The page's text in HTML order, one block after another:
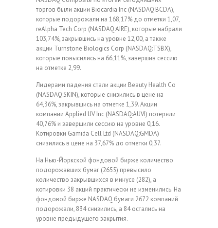
торгов были акции Biocardia Inc (NASDAQ:BCDA),
которые подорожали на 168,17% до отметки 1,07,
reAlpha Tech Corp (NASDAQ:AIRE), которые набрали
103,74%, закрывшись на уровне 12,00, а также
акции Turnstone Biologics Corp (NASDAQ:TSBX),
которые повысились на 66,11%, завершив сессию
на отметке 2,99.
Лидерами падения стали акции Beauty Health Co
(NASDAQ:SKIN), которые снизились в цене на
64,36%, закрывшись на отметке 1,39. Акции
компании Applied UV Inc (NASDAQ:AUVI) потеряли
40,76% и завершили сессию на уровне 0,16.
Котировки Gamida Cell Ltd (NASDAQ:GMDA)
снизились в цене на 37,67% до отметки 0,37.
На Нью-Йоркской фондовой бирже количество
подорожавших бумаг (2655) превысило
количество закрывшихся в минусе (282), а
котировки 38 акций практически не изменились. На
фондовой бирже NASDAQ бумаги 2672 компаний
подорожали, 834 снизились, a 84 остались на
уровне предыдущего закрытия.